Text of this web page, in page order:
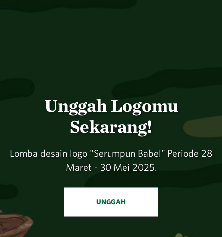
Unggah Logomu
Sekarang!
Lomba desain logo "Serumpun Babel" Periode 28
Maret - 30 Mei 2025.
UNGGAH